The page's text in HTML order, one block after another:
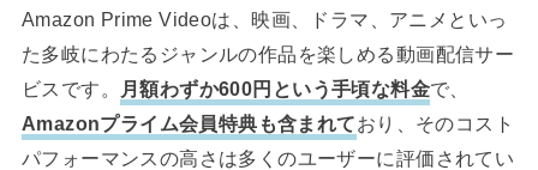
Amazon Prime Videoは、映画、ドラマ、アニメといっ
た多岐にわたるジャンルの作品を楽しめる動画配信サー
ビスです。
月額わずか600円という手頃な料金で、
Amazonプライム会員特典も含まれており、そのコスト
パフォーマンスの高さは多くのユーザーに評価されてい